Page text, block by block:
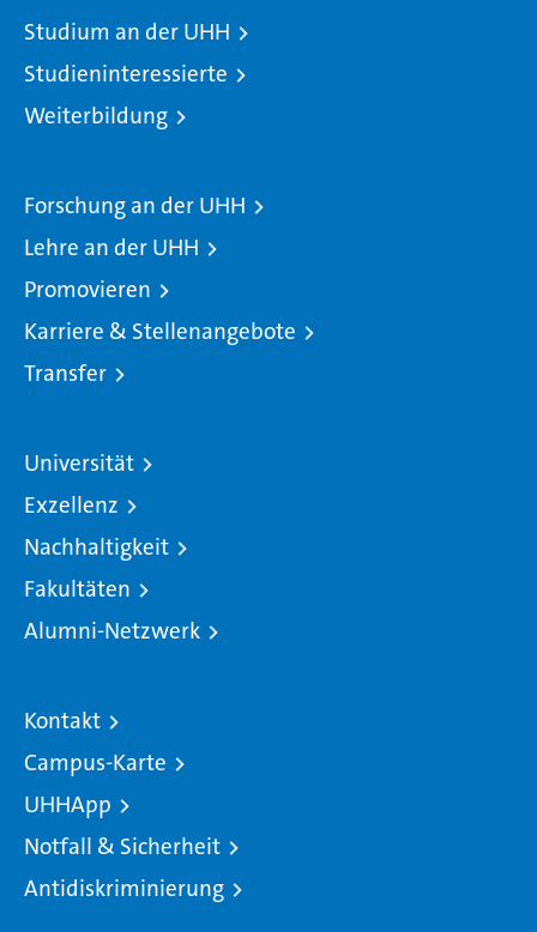
Studium an der UHH
Studieninteressierte
Weiterbildung
Forschung an der UHH
Lehre an der UHH
Promovieren
Karriere & Stellenangebote
Transfer
Universität
Exzellenz
Nachhaltigkeit
Fakultäten
Alumni-Netzwerk
Kontakt
Campus-Karte
UHHApp
Notfall & Sicherheit
Antidiskriminierung